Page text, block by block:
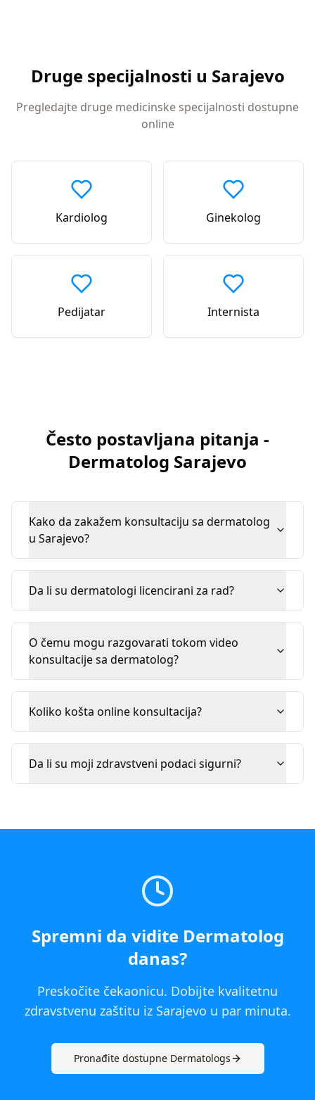
Druge specijalnosti u Sarajevo
Pregledajte druge medicinske specijalnosti dostupne
online
Kardiolog Ginekolog
Pedijatar Internista
Često postavljana pitanja -
Dermatolog Sarajevo
Kako da zakažem konsultaciju sa dermatolog
u Sarajevo?
Da li su dermatologi licencirani za rad?
O čemu mogu razgovarati tokom video
konsultacije sa dermatolog?
Koliko košta online konsultacija?
Da li su moji zdravstveni podaci sigurni?
Spremni da vidite Dermatolog
danas?
Preskočite čekaonicu. Dobijte kvalitetnu
zdravstvenu zaštitu iz Sarajevo u par minuta.
Pronađite dostupne Dermatologs